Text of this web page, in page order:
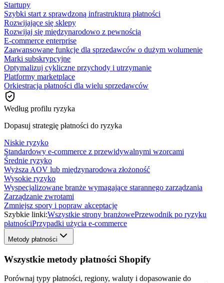
Startupy
Szybki start z sprawdzoną infrastrukturą płatności
Rozwijające się sklepy
Rozwijaj się międzynarodowo z pewnością
E-commerce enterprise
Zaawansowane funkcje dla sprzedawców o dużym wolumenie
Marki subskrypcyjne
Optymalizuj cykliczne przychody i utrzymanie
Platformy marketplace
Orkiestracja płatności dla wielu sprzedawców
Według profilu ryzyka
Dopasuj strategię płatności do ryzyka
Niskie ryzyko
Standardowy e-commerce z przewidywalnymi wzorcami
Średnie ryzyko
Wyższa AOV lub międzynarodowa złożoność
Wysokie ryzyko
Wyspecjalizowane branże wymagające starannego zarządzania
Zarządzanie zwrotami
Zmniejsz spory i popraw akceptację
Szybkie linki:Wszystkie strony branżowePrzewodnik po ryzyku
płatnościPrzypadki użycia e-commerce
Metody płatności
Wszystkie metody płatności Shopify
Porównaj typy płatności, regiony, waluty i dopasowanie do